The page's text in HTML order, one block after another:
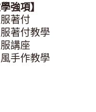
學強項】
著付
著付教學
講座
手作教學